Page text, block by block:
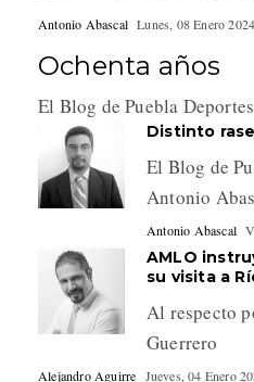
Antonio Abascal Lunes, 08 Enero 2024
Ochenta años
El Blog de Puebla
Distinto
El Blog de
Antonio
Antonio Abascal
AMLO
su visita a
Al respecto
Guerrero
Alejandro Aguirre Jueves, 04 Enero